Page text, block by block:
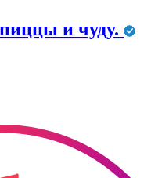
и чуду.